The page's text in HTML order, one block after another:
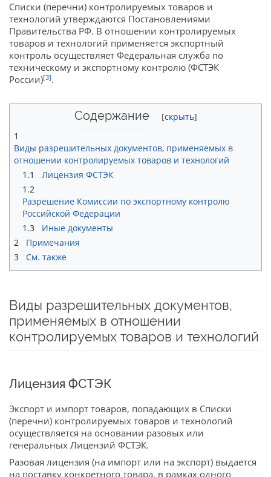
Списки (перечни) контролируемых товаров и
технологий утверждаются Постановлениями
Правительства РФ. В отношении контролируемых
товаров и технологий применяется экспортный
контроль осуществляет Федеральная служба по
техническому и экспортному контролю (ФСТЭК
России)[3].
Содержание
1
Виды разрешительных документов, применяемых в
отношении контролируемых товаров и технологий
1.1
Лицензия ФСТЭК
1.2
Разрешение Комиссии по экспортному контролю
Российской Федерации
1.3
Иные документы
2
Примечания
3
См. также
Виды разрешительных документов,
применяемых в отношении
контролируемых товаров и технологий
Лицензия ФСТЭК
Экспорт и импорт товаров, попадающих в Списки
(перечни) контролируемых товаров и технологий
осуществляется на основании разовых или
генеральных Лицензий ФСТЭК.
Разовая лицензия (на импорт или на экспорт) выдается
на поставку конкретного товара, в рамках одного